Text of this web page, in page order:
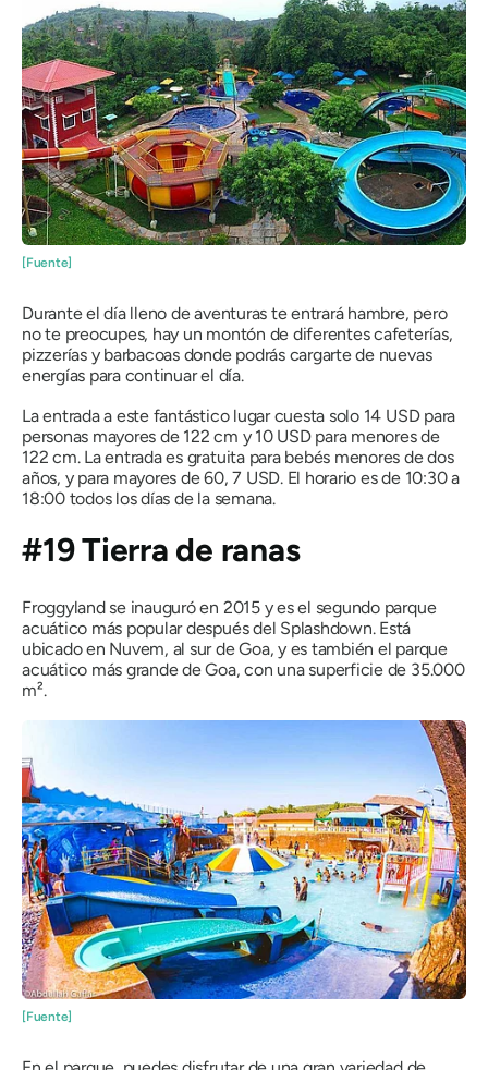
[Fuente]
Durante el día lleno de aventuras te entrará hambre, pero
no te preocupes, hay un montón de diferentes cafeterías,
pizzerías y barbacoas donde podrás cargarte de nuevas
energías para continuar el día.
La entrada a este fantástico lugar cuesta solo 14 USD para
personas mayores de 122 cm y 10 USD para menores de
122 cm. La entrada es gratuita para bebés menores de dos
años, y para mayores de 60, 7 USD. El horario es de 10:30 a
18:00 todos los días de la semana.
#19 Tierra de ranas
Froggyland se inauguró en 2015 y es el segundo parque
acuático más popular después del Splashdown. Está
ubicado en Nuvem, al sur de Goa, y es también el parque
acuático más grande de Goa, con una superficie de 35.000
m².
[Fuente]